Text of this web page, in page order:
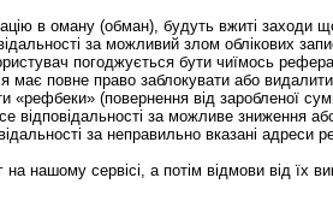
в оману (обман), будуть вжиті заходи
за можливий злом облікових
погоджується бути чиїмось
має повне право заблокувати або
«рефбеки» (повернення від заробленої
відповідальності за можливе зниження
за неправильно вказані
на нашому сервісі, а потім відмови від їх